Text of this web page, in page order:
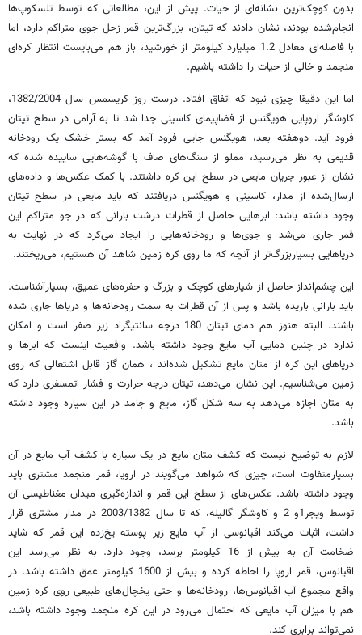
بدون کوچک‌ترین نشانه‌ای از حیات. پیش از این، مطالعاتی که توسط تلسکوپ‌ها
انجام‌شده بودند، نشان دادند که تیتان، بزرگ‌ترین قمر زحل جوی متراکم دارد، اما
با فاصله‌ای معادل 1.2 میلیارد کیلومتر از خورشید، باز هم می‌بایست انتظار کره‌ای
منجمد و خالی از حیات را داشته باشیم.
اما این دقیقا چیزی نبود که اتفاق افتاد. درست روز کریسمس سال 1382/2004،
کاوشگر اروپایی هویگنس از فضاپیمای کاسینی جدا شد تا به آرامی در سطح تیتان
فرود آید. دو‌هفته بعد، هویگنس جایی فرود آمد که بستر خشک یک رودخانه
قدیمی به نظر می‌رسید، مملو از سنگ‌های صاف با گوشه‌هایی ساییده شده که
نشان از عبور جریان مایعی در سطح این کره داشتند. با کمک عکس‌ها و داده‌های
ارسال‌شده از مدار، کاسینی و هویگنس دریافتند که باید مایعی در سطح تیتان
وجود داشته باشد: ابرهایی حاصل از قطرات درشت بارانی که در جو متراکم این
قمر جاری می‌شد و جوی‌ها و رودخانه‌هایی را ایجاد می‌کرد که در نهایت به
دریاهایی بسیار‌بزرگ‌تر از آنچه که ما روی کره زمین شاهد آن هستیم، می‌ریختند.
این چشم‌انداز حاصل از شیارهای کوچک و بزرگ و حفره‌های عمیق، بسیار‌آشناست.
باید بارانی باریده باشد و پس از آن قطرات به سمت رودخانه‌ها و دریاها جاری‌ شده
باشند. البته هنوز هم دمای تیتان 180 درجه سانتیگراد زیر صفر است و امکان
ندارد در چنین دمایی آب مایع وجود داشته باشد. واقعیت اینست که ابرها و
دریاهای این کره از متان مایع تشکیل شده‌اند ، همان گاز قابل اشتعالی که روی
زمین می‌شناسیم. این نشان می‌دهد، تیتان درجه حرارت و فشار اتمسفری دارد که
به متان اجازه می‌دهد به سه شکل گاز، مایع و جامد در این سیاره وجود داشته
باشد.
لازم به توضیح نیست که کشف متان مایع در یک سیاره با کشف آب مایع در آن
بسیار‌متفاوت است، چیزی که شواهد می‌گویند در اروپا، قمر منجمد مشتری باید
وجود داشته باشد. عکس‌های از سطح این قمر و اندازه‌گیری میدان مغناطیسی آن
توسط ویجر1و 2 و کاوشگر گالیله، که تا سال 2003/1382 در مدار مشتری قرار
داشت، اثبات می‌کند اقیانوسی از آب مایع زیر پوسته یخ‌زده این قمر که شاید
ضخامت آن به بیش از 16 کیلومتر برسد، وجود دارد. به نظر می‌رسد این
اقیانوس، قمر اروپا را احاطه کرده و بیش از 1600 کیلومتر عمق داشته باشد. در
واقع مجموع آب اقیانوس‌ها، رودخانه‌ها و حتی یخچال‌های طبیعی روی کره زمین
هم با میزان آب مایعی که احتمال می‌رود در این کره منجمد وجود داشته باشد،
نمی‌تواند برابری کند.